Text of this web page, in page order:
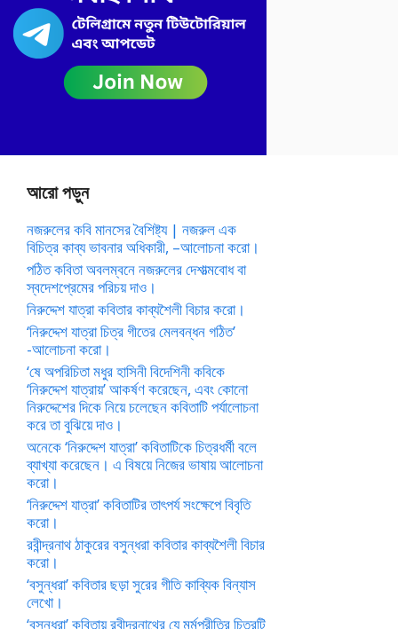
আরো পড়ুন
নজরুলের কবি মানসের বৈশিষ্ট্য | নজরুল এক
বিচিত্র কাব্য ভাবনার অধিকারী, –আলোচনা করো।
পঠিত কবিতা অবলম্বনে নজরুলের দেশাত্মবোধ বা
স্বদেশপ্রেমের পরিচয় দাও।
নিরুদ্দেশ যাত্রা কবিতার কাব্যশৈলী বিচার করো।
‘নিরুদ্দেশ যাত্রা চিত্র গীতের মেলবন্ধন গঠিত’
-আলোচনা করো।
‘ষে অপরিচিতা মধুর হাসিনী বিদেশিনী কবিকে
‘নিরুদ্দেশ যাত্রায়’ আকর্ষণ করেছেন, এবং কোনো
নিরুদ্দেশের দিকে নিয়ে চলেছেন কবিতাটি পর্যালোচনা
করে তা বুঝিয়ে দাও।
অনেকে ‘নিরুদ্দেশ যাত্রা’ কবিতাটিকে চিত্রধর্মী বলে
ব্যাখ্যা করেছেন। এ বিষয়ে নিজের ভাষায় আলোচনা
করো।
‘নিরুদ্দেশ যাত্রা’ কবিতাটির তাৎপর্য সংক্ষেপে বিবৃতি
করো।
রবীন্দ্রনাথ ঠাকুরের বসুন্ধরা কবিতার কাব্যশৈলী বিচার
করো।
‘বসুন্ধরা’ কবিতার ছড়া সুরের গীতি কাব্যিক বিন্যাস
লেখো।
‘বসুন্ধরা’ কবিতায় রবীন্দ্রনাথের যে মর্মপ্রীতির চিত্রটি